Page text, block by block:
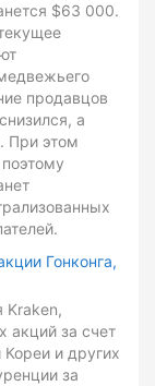
$63 000.
продавцов
а
При этом
Гонконга,
акций за счет
и других
за